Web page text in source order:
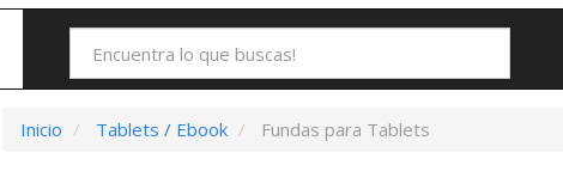
Inicio Tablets / Ebook Fundas para Tablets